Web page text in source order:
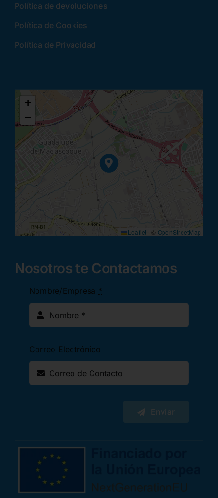
Política de devoluciones
Política de Cookies
Política de Privacidad
+
−
Leaflet | © OpenStreetMap
Nosotros te Contactamos
Nombre/Empresa *
Correo Electrónico
Enviar